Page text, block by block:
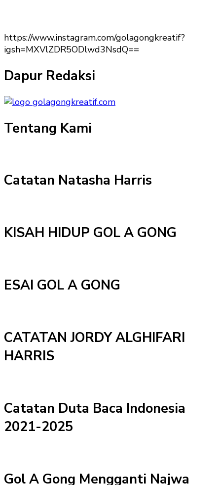
https://www.instagram.com/golagongkreatif?
igsh=MXVlZDR5ODlwd3NsdQ==
Dapur Redaksi
Tentang Kami
Catatan Natasha Harris
KISAH HIDUP GOL A GONG
ESAI GOL A GONG
CATATAN JORDY ALGHIFARI
HARRIS
Catatan Duta Baca Indonesia
2021-2025
Gol A Gong Mengganti Najwa